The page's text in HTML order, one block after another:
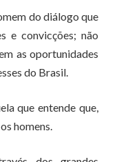
do diálogo que
e convicções; não
as oportunidades
do Brasil.
que entende que,
homens.